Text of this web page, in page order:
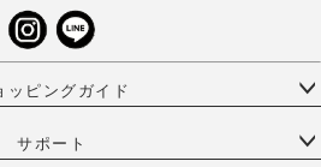
ッピングガイド
サポート